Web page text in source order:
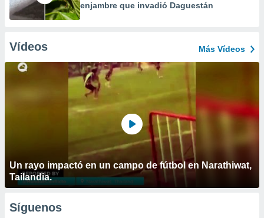
enjambre que invadió Daguestán
Vídeos Más Vídeos
Un rayo impactó en un campo de fútbol en Narathiwat,
Tailandia.
Síguenos